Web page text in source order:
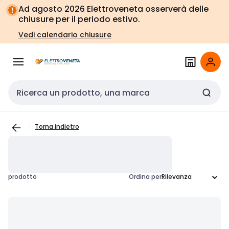
Vai alla
navigazione
Vai
alla
pagina
Ad agosto 2026 Elettroveneta osserverà delle
chiusure per il periodo estivo.
Vedi calendario chiusure
Cerca input
Torna indietro
prodotto Ordina per